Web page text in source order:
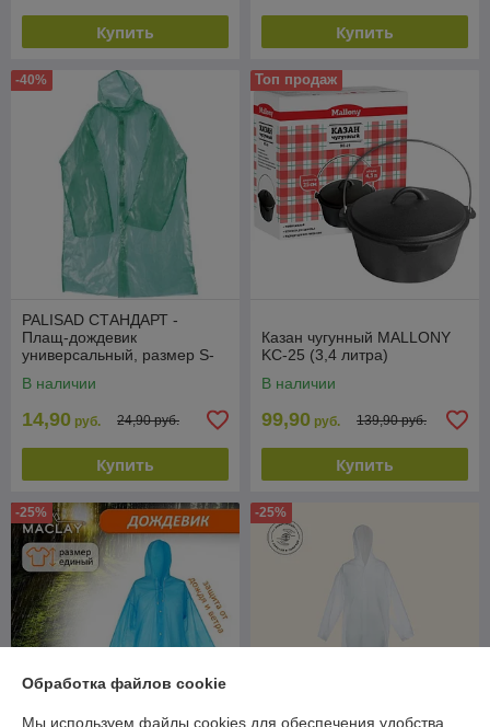
Купить Купить
-40%
PALISAD СТАНДАРТ -
Плащ-дождевик
универсальный, размер S-
В наличии
14,90 руб. 24,90 руб.
Купить
Топ продаж
Казан чугунный MALLONY
KС-25 (3,4 литра)
В наличии
99,90 руб. 139,90 руб.
Купить
-25% -25%
Обработка файлов cookie
Мы используем файлы cookies для обеспечения удобства